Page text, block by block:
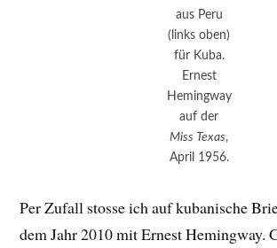
aus Peru
(links oben)
für Kuba.
Ernest
Hemingway
auf der
Miss Texas,
April 1956.
Per Zufall stosse ich auf kubanische
dem Jahr 2010 mit Ernest Hemingway.